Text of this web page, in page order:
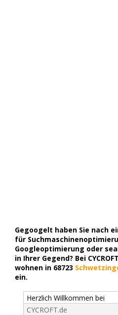
Gegoogelt haben Sie nach
für
Googleoptimierung oder
in Ihrer Gegend? Bei
wohnen in 68723
ein.
Herzlich Willkommen bei
CYCROFT.de